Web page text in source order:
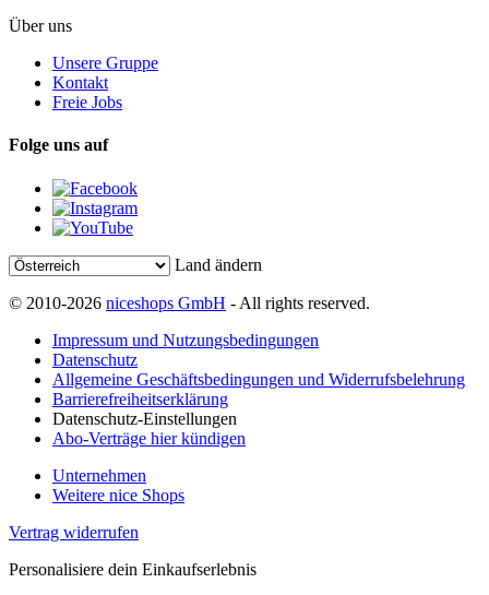
Über uns
Unsere Gruppe
Kontakt
Freie Jobs
Folge uns auf
Land ändern
© 2010-2026 niceshops GmbH - All rights reserved.
Impressum und Nutzungsbedingungen
Datenschutz
Allgemeine Geschäftsbedingungen und Widerrufsbelehrung
Barrierefreiheitserklärung
Datenschutz-Einstellungen
Abo-Verträge hier kündigen
Unternehmen
Weitere nice Shops
Vertrag widerrufen
Personalisiere dein Einkaufserlebnis